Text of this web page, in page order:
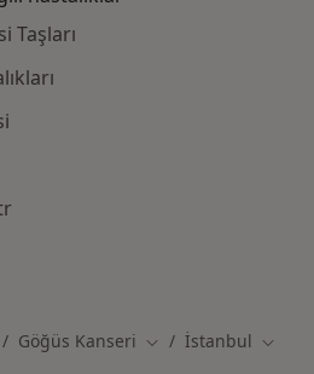
Taşları
Göğüs Kanseri Şehir değiştir
İstanbul Şehir